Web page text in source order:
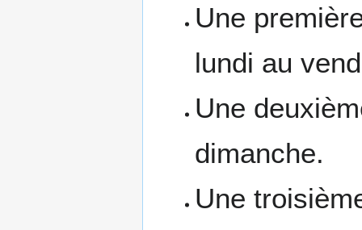
Une
lundi au
Une
dimanche.
Une